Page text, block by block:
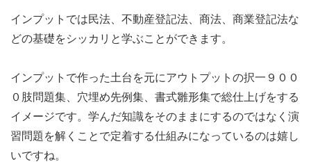
インプットでは民法、不動産登記法、商法、商業登記法な
どの基礎をシッカリと学ぶことができます。
インプットで作った土台を元にアウトプットの択一９００
０肢問題集、穴埋め先例集、書式雛形集で総仕上げをする
イメージです。学んだ知識をそのままにするのではなく演
習問題を解くことで定着する仕組みになっているのは嬉し
いですね。